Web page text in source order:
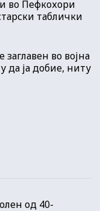
во Пефкохори
таблички
во војна
да ја добие, ниту
од 40-